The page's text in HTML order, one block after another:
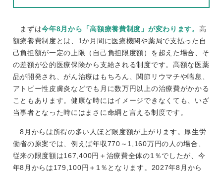
まずは今年8月から「高額療養費制度」が変わります。 高
額療養費制度とは、1か月間に医療機関や薬局で支払った自
己負担額が一定の上限（自己負担限度額）を超えた場合、そ
の差額が公的医療保険から支給される制度です。高額な医薬
品が開発され、がん治療はもちろん、関節リウマチや喘息、
アトピー性皮膚炎などでも月に数万円以上の治療費がかかる
こともあります。健康な時にはイメージできなくても、いざ
当事者となった時にはまさに命綱と言える制度です。
8月からは所得の多い人ほど限度額が上がります。厚生労
働省の原案では、例えば年収770～1,160万円の人の場合、
従来の限度額は167,400円＋治療費全体の1％でしたが、今
年8月からは179,100円＋1％となります。2027年8月から